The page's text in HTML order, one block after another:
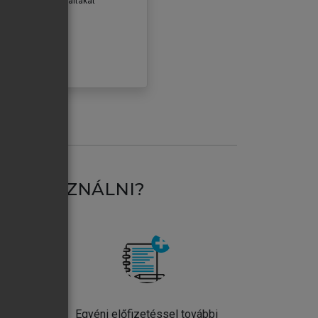
HASZNÁLNI?
Egyéni előfizetéssel további